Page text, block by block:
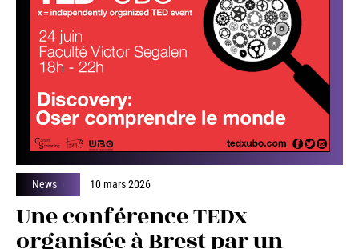
News 10 mars 2026
Une conférence TEDx
organisée à Brest par un